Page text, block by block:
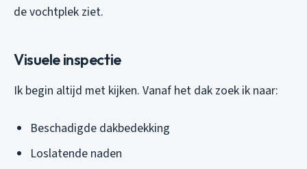
de vochtplek ziet.
Visuele inspectie
Ik begin altijd met kijken. Vanaf het dak zoek ik naar:
Beschadigde dakbedekking
Loslatende naden